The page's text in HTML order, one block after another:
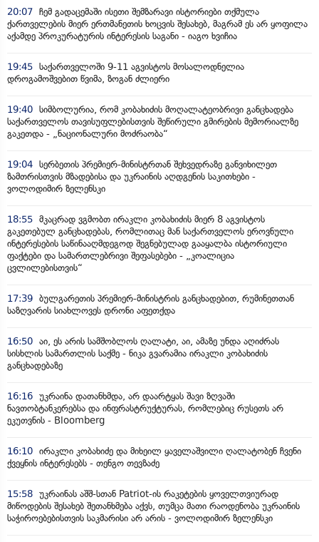
20:07 ჩემ გადაცემაში ისეთი შემზარავი ისტორიები თქმულა
ქართველების მიერ ერთმანეთის ხოცვის შესახებ, მაგრამ ეს არ ყოფილა
აქამდე პროკურატურის ინტერესის საგანი - იაგო ხვიჩია
19:45 საქართველოში 9-11 აგვისტოს მოსალოდნელია
დროგამოშვებით წვიმა, ზოგან ძლიერი
19:40 სიმბოლურია, რომ კობახიძის მოღალატეობრივი განცხადება
საქართველოს თავისუფლებისთვის შეწირული გმირების მემორიალზე
გაკეთდა - „ნაციონალური მოძრაობა“
19:04 სერბეთის პრემიერ-მინისტრთან შეხვედრაზე განვიხილეთ
ზამთრისთვის მზადებისა და უკრაინის აღდგენის საკითხები -
ვოლოდიმირ ზელენსკი
18:55 მკაცრად ვგმობთ ირაკლი კობახიძის მიერ 8 აგვისტოს
გაკეთებულ განცხადებას, რომლითაც მან საქართველოს ეროვნული
ინტერესების საწინააღმდეგოდ შეგნებულად გააყალბა ისტორიული
ფაქტები და სამართლებრივი შეფასებები - „კოალიცია
ცვლილებისთვის“
17:39 ბულგარეთის პრემიერ-მინისტრის განცხადებით, რუმინეთთან
საზღვარის სიახლოვეს დრონი აფეთქდა
16:50 აი, ეს არის სამშობლოს ღალატი, აი, ამაზე უნდა აღიძრას
სისხლის სამართლის საქმე - ნიკა გვარამია ირაკლი კობახიძის
განცხადებაზე
16:16 უკრაინა დათანხმდა, არ დაარტყას შავი ზღვაში
ნავთობტანკერებსა და ინფრასტრუქტურას, რომლებიც რუსეთს არ
ეკუთვნის - Bloomberg
16:10 ირაკლი კობახიძე და მიხეილ ყაველაშვილი ღალატობენ ჩვენი
ქვეყნის ინტერესებს - თენგო თევზაძე
15:58 უკრაინას აშშ-სთან Patriot-ის რაკეტების ყოველთვიურად
მიწოდების შესახებ შეთანხმება აქვს, თუმცა მათი რაოდენობა უკრაინის
საჭიროებებისთვის საკმარისი არ არის - ვოლოდიმირ ზელენსკი